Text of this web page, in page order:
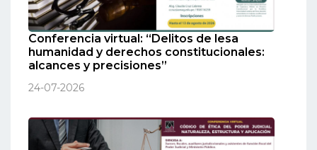
Conferencia virtual: “Delitos de lesa
humanidad y derechos constitucionales:
alcances y precisiones”
24-07-2026